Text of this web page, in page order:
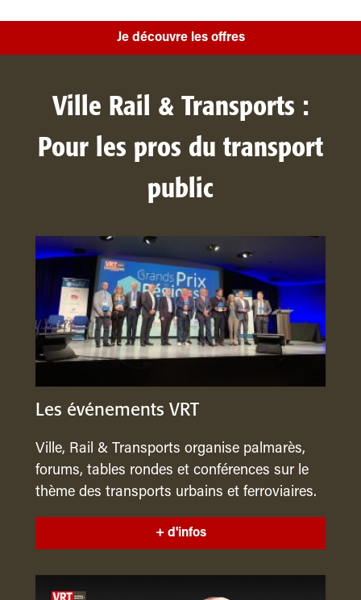
Je découvre les offres
Ville Rail & Transports :
Pour les pros du transport
public
Les événements VRT
Ville, Rail & Transports organise palmarès,
forums, tables rondes et conférences sur le
thème des transports urbains et ferroviaires.
+ d'infos